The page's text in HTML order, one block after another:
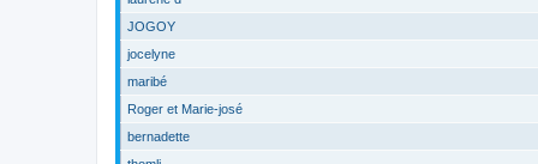
JOGOY
jocelyne
maribé
Roger et Marie-josé
bernadette